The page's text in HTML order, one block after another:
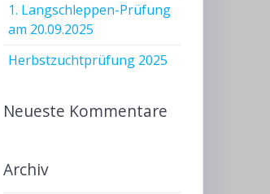
1. Langschleppen-Prüfung
am 20.09.2025
Herbstzuchtprüfung 2025
Neueste Kommentare
Archiv